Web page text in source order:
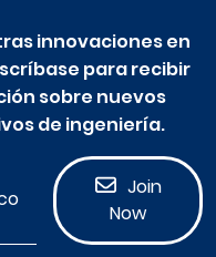
innovaciones en
para recibir
sobre nuevos
de ingeniería.
Join
Now